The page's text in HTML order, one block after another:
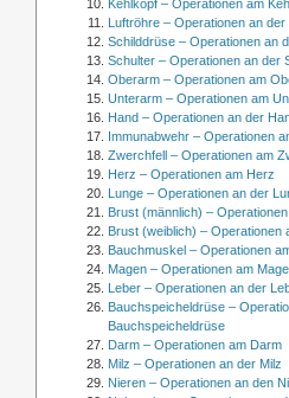
Kehlkopf – Operationen am
Luftröhre – Operationen an der
Schilddrüse – Operationen an
Schulter – Operationen an der
Oberarm – Operationen am
Unterarm – Operationen am
Hand – Operationen an der
Immunabwehr – Operationen
Zwerchfell – Operationen am
Herz – Operationen am Herz
Lunge – Operationen an der
Brust (männlich) –
Brust (weiblich) – Operationen
Bauchmuskel – Operationen
Magen – Operationen am
Leber – Operationen an der
Bauchspeicheldrüse –
Bauchspeicheldrüse
Darm – Operationen am Darm
Milz – Operationen an der Milz
Nieren – Operationen an den